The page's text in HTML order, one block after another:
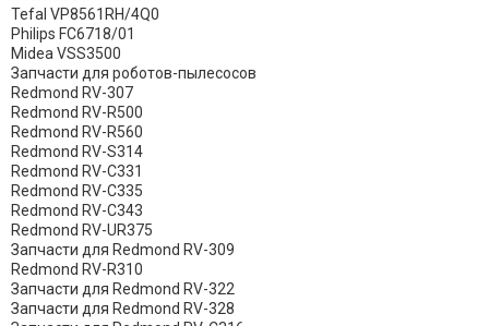
Tefal VP8561RH/4Q0
Philips FC6718/01
Midea VSS3500
Запчасти для роботов-пылесосов
Redmond RV-307
Redmond RV-R500
Redmond RV-R560
Redmond RV-S314
Redmond RV-C331
Redmond RV-C335
Redmond RV-C343
Redmond RV-UR375
Запчасти для Redmond RV-309
Redmond RV-R310
Запчасти для Redmond RV-322
Запчасти для Redmond RV-328